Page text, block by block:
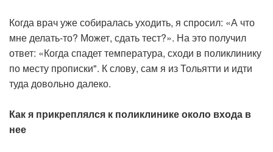
Когда врач уже собиралась уходить, я спросил: «А что
мне делать-то? Может, сдать тест?». На это получил
ответ: «Когда спадет температура, сходи в поликлинику
по месту прописки". К слову, сам я из Тольятти и идти
туда довольно далеко.
Как я прикреплялся к поликлинике около входа в
нее